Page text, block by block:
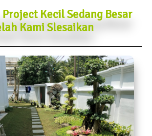
Kecil Sedang Besar
Kami Slesaikan